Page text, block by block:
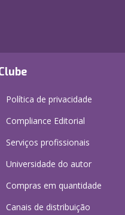
Política de privacidade
Compliance Editorial
Serviços profissionais
Universidade do autor
Compras em quantidade
Canais de distribuição